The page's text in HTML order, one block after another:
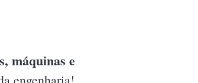
máquinas e
engenharia!